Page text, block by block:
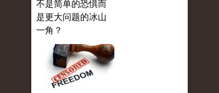
不是简单的恐惧而
是更大问题的冰山
一角？